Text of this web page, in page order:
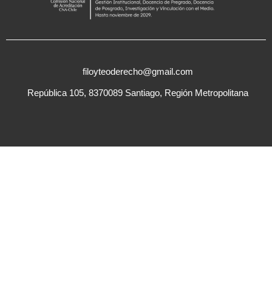
filoyteoderecho@gmail.com
República 105, 8370089 Santiago, Región Metropolitana